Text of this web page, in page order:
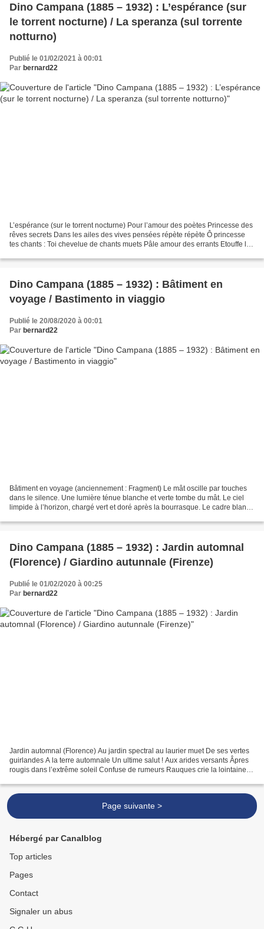
Dino Campana (1885 – 1932) : L’espérance (sur
le torrent nocturne) / La speranza (sul torrente
notturno)
Publié le 01/02/2021 à 00:01
Par bernard22
L’espérance (sur le torrent nocturne) Pour l’amour des poètes Princesse des
rêves secrets Dans les ailes des vives pensées répète répète Ô princesse
tes chants : Toi chevelue de chants muets Pâle amour des errants Etouffe les
Dino Campana (1885 – 1932) : Bâtiment en
voyage / Bastimento in viaggio
Publié le 20/08/2020 à 00:01
Par bernard22
Bâtiment en voyage (anciennement : Fragment) Le mât oscille par touches
dans le silence. Une lumière ténue blanche et verte tombe du mât. Le ciel
limpide à l’horizon, chargé vert et doré après la bourrasque. Le cadre blanc
Dino Campana (1885 – 1932) : Jardin automnal
(Florence) / Giardino autunnale (Firenze)
Publié le 01/02/2020 à 00:25
Par bernard22
Jardin automnal (Florence) Au jardin spectral au laurier muet De ses vertes
guirlandes A la terre automnale Un ultime salut ! Aux arides versants Âpres
rougis dans l’extrême soleil Confuse de rumeurs Rauques crie la lointaine
Page suivante >
Hébergé par Canalblog
Top articles
Pages
Contact
Signaler un abus